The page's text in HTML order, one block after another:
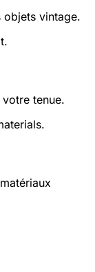
vintage.
tenue.